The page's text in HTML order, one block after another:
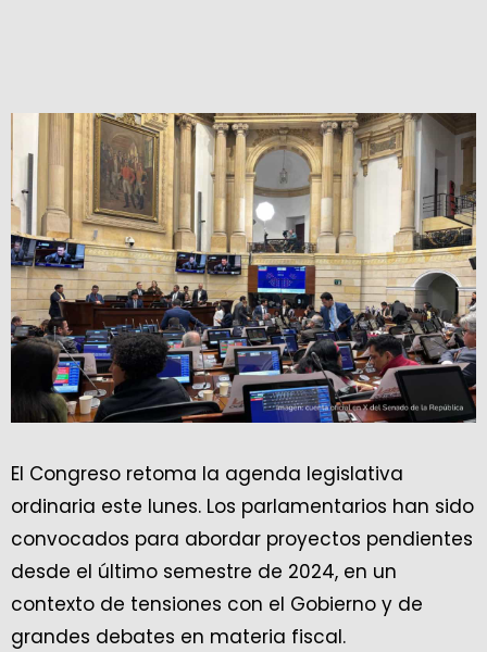
El Congreso retoma la agenda legislativa
ordinaria este lunes. Los parlamentarios han sido
convocados para abordar proyectos pendientes
desde el último semestre de 2024, en un
contexto de tensiones con el Gobierno y de
grandes debates en materia fiscal.